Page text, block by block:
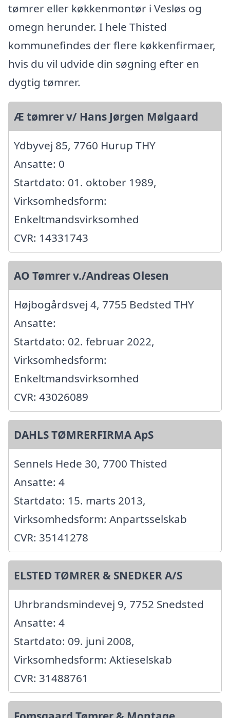
tømrer eller køkkenmontør i Vesløs og
omegn herunder. I hele Thisted
kommunefindes der flere køkkenfirmaer,
hvis du vil udvide din søgning efter en
dygtig tømrer.
Æ tømrer v/ Hans Jørgen Mølgaard
Ydbyvej 85, 7760 Hurup THY
Ansatte: 0
Startdato: 01. oktober 1989,
Virksomhedsform:
Enkeltmandsvirksomhed
CVR: 14331743
AO Tømrer v./Andreas Olesen
Højbogårdsvej 4, 7755 Bedsted THY
Ansatte:
Startdato: 02. februar 2022,
Virksomhedsform:
Enkeltmandsvirksomhed
CVR: 43026089
DAHLS TØMRERFIRMA ApS
Sennels Hede 30, 7700 Thisted
Ansatte: 4
Startdato: 15. marts 2013,
Virksomhedsform: Anpartsselskab
CVR: 35141278
ELSTED TØMRER & SNEDKER A/S
Uhrbrandsmindevej 9, 7752 Snedsted
Ansatte: 4
Startdato: 09. juni 2008,
Virksomhedsform: Aktieselskab
CVR: 31488761